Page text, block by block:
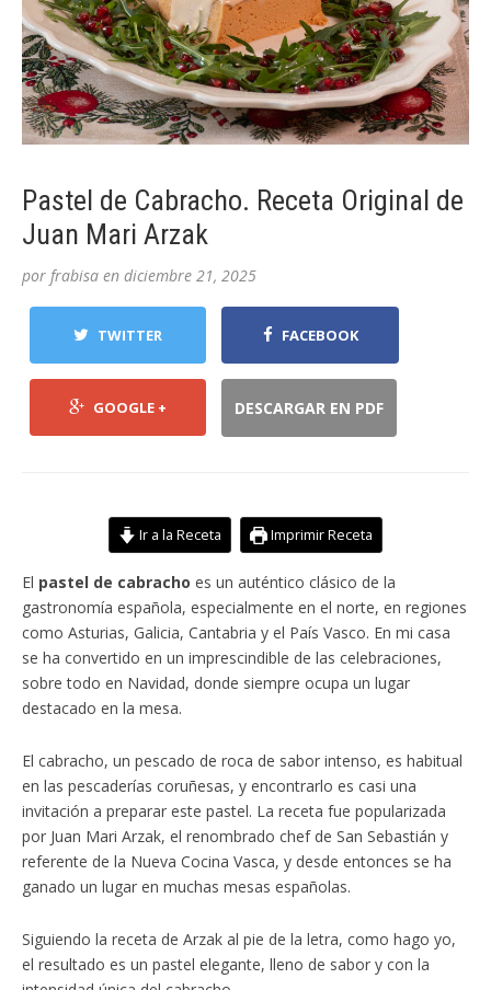
Pastel de Cabracho. Receta Original de
Juan Mari Arzak
por frabisa en diciembre 21, 2025
TWITTER FACEBOOK
GOOGLE + DESCARGAR EN PDF
Ir a la Receta Imprimir Receta
El pastel de cabracho es un auténtico clásico de la
gastronomía española, especialmente en el norte, en regiones
como Asturias, Galicia, Cantabria y el País Vasco. En mi casa
se ha convertido en un imprescindible de las celebraciones,
sobre todo en Navidad, donde siempre ocupa un lugar
destacado en la mesa.
El cabracho, un pescado de roca de sabor intenso, es habitual
en las pescaderías coruñesas, y encontrarlo es casi una
invitación a preparar este pastel. La receta fue popularizada
por Juan Mari Arzak, el renombrado chef de San Sebastián y
referente de la Nueva Cocina Vasca, y desde entonces se ha
ganado un lugar en muchas mesas españolas.
Siguiendo la receta de Arzak al pie de la letra, como hago yo,
el resultado es un pastel elegante, lleno de sabor y con la